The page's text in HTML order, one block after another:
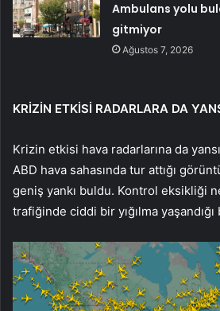
Ambulans yolu
gitmiyor
Ağustos 7, 2026
KRİZİN ETKİSİ RADARLARA DA
Krizin etkisi hava radarlarına da
ABD hava sahasında tur attığı
geniş yankı buldu. Kontrol eksikliği
trafiğinde ciddi bir yığılma